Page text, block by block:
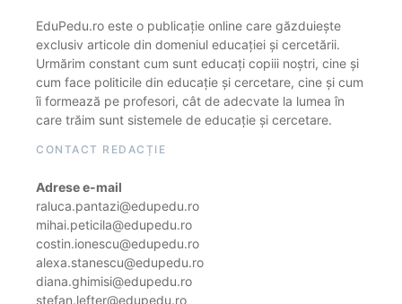
EduPedu.ro este o publicație online care găzduiește
exclusiv articole din domeniul educației și cercetării.
Urmărim constant cum sunt educați copiii noștri, cine și
cum face politicile din educație și cercetare, cine și cum
îi formează pe profesori, cât de adecvate la lumea în
care trăim sunt sistemele de educație și cercetare.
CONTACT REDACȚIE
Adrese e-mail
raluca.pantazi@edupedu.ro
mihai.peticila@edupedu.ro
costin.ionescu@edupedu.ro
alexa.stanescu@edupedu.ro
diana.ghimisi@edupedu.ro
stefan.lefter@edupedu.ro